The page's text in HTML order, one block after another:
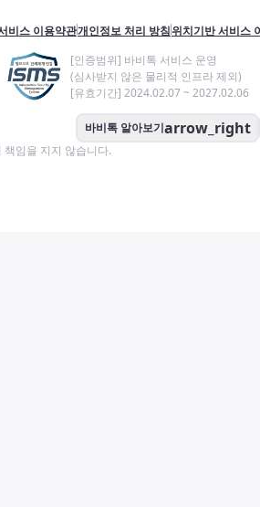
비스 이용약관개인정보 처리 방침위치기반 서비스
[인증범위] 바비톡 서비스 운영
(심사받지 않은 물리적 인프라 제외)
[유효기간] 2024.02.07 ~ 2027.02.06
바비톡 알아보기arrow_right
임을 지지 않습니다.